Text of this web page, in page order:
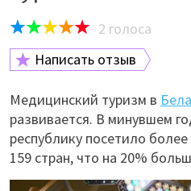
2 голоса
Написать отзыв
Медицинский туризм в
развивается. В минувшем
республику посетило
159 стран, что на 20%